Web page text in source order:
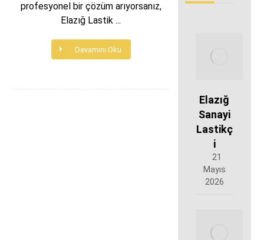
profesyonel bir çözüm arıyorsanız,
Elazığ Lastik ...
Devamını Oku
Elazığ
Sanayi
Lastikç
i
21
Mayıs
2026